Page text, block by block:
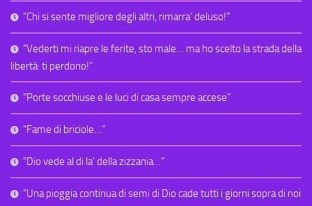
“Chi si sente migliore degli altri, rimarra’ deluso!”
“Vederti mi riapre le ferite, sto male… ma ho scelto la strada della
libertà: ti perdono!”
“Porte socchiuse e le luci di casa sempre accese”
“Fame di briciole…”
“Dio vede al di la’ della zizzania…”
“Una pioggia continua di semi di Dio cade tutti i giorni sopra di noi